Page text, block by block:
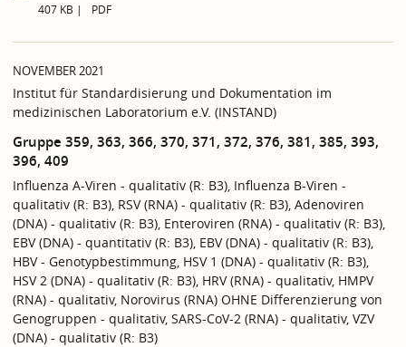
407 KB PDF
NOVEMBER 2021
Institut für Standardisierung und Dokumentation im
medizinischen Laboratorium e.V. (INSTAND)
Gruppe 359, 363, 366, 370, 371, 372, 376, 381, 385, 393,
396, 409
Influenza A-Viren - qualitativ (R: B3), Influenza B-Viren -
qualitativ (R: B3), RSV (RNA) - qualitativ (R: B3), Adenoviren
(DNA) - qualitativ (R: B3), Enteroviren (RNA) - qualitativ (R: B3),
EBV (DNA) - quantitativ (R: B3), EBV (DNA) - qualitativ (R: B3),
HBV - Genotypbestimmung, HSV 1 (DNA) - qualitativ (R: B3),
HSV 2 (DNA) - qualitativ (R: B3), HRV (RNA) - qualitativ, HMPV
(RNA) - qualitativ, Norovirus (RNA) OHNE Differenzierung von
Genogruppen - qualitativ, SARS-CoV-2 (RNA) - qualitativ, VZV
(DNA) - qualitativ (R: B3)